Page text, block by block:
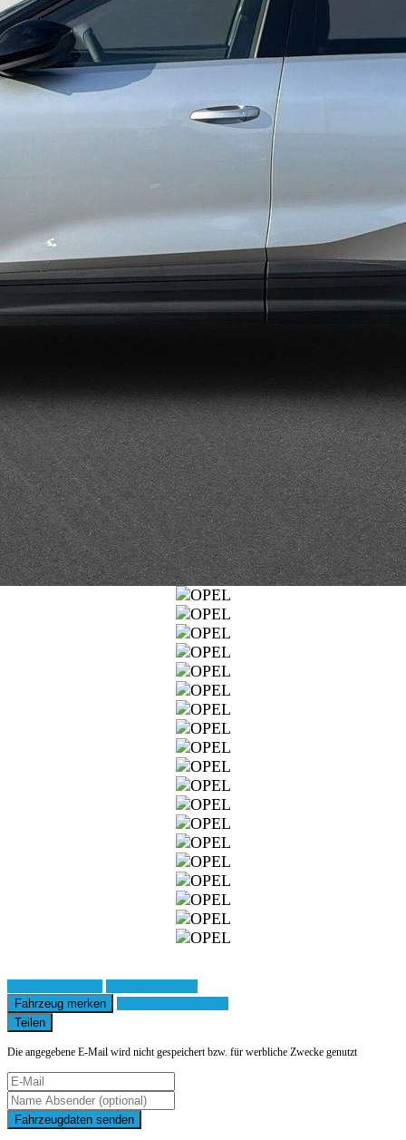
Fahrzeug merken
Teilen
Die angegebene E-Mail wird nicht gespeichert bzw. für werbliche Zwecke genutzt
Fahrzeugdaten senden